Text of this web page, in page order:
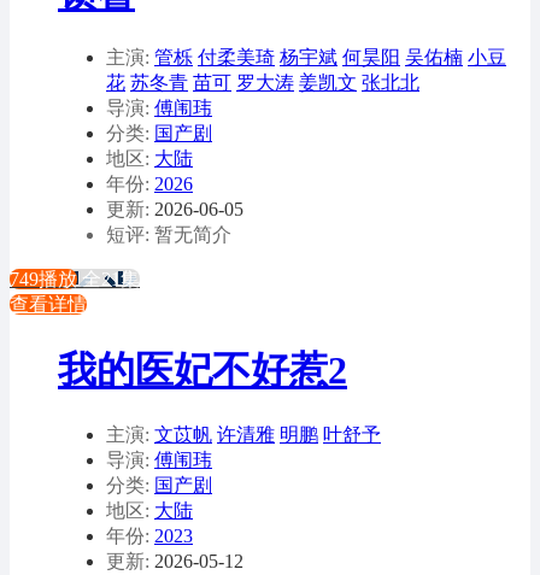
主演: 管栎 付柔美琦 杨宇斌 何昊阳 吴佑楠 小豆
花 苏冬青 苗可 罗大涛 姜凯文 张北北
导演: 傅闱玮
分类: 国产剧
地区: 大陆
年份: 2026
更新: 2026-06-05
短评: 暂无简介
749播放 全21集
查看详情
我的医妃不好惹2
主演: 文苡帆 许清雅 明鹏 叶舒予
导演: 傅闱玮
分类: 国产剧
地区: 大陆
年份: 2023
更新: 2026-05-12